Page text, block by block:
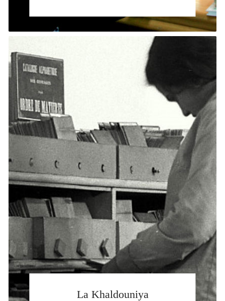
La Khaldouniya